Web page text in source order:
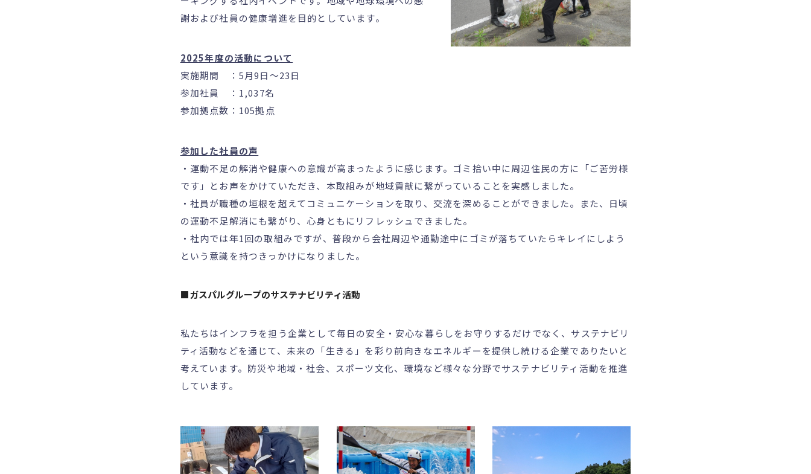
謝および社員の健康増進を目的としています。
2025年度の活動について
実施期間 ：5月9日～23日
参加社員 ：1,037名
参加拠点数：105拠点
参加した社員の声
・運動不足の解消や健康への意識が高まったように感じます。ゴミ拾い中に周辺住民の方に「ご苦労様
です」とお声をかけていただき、本取組みが地域貢献に繋がっていることを実感しました。
・社員が職種の垣根を超えてコミュニケーションを取り、交流を深めることができました。また、日頃
の運動不足解消にも繋がり、心身ともにリフレッシュできました。
・社内では年1回の取組みですが、普段から会社周辺や通勤途中にゴミが落ちていたらキレイにしよう
という意識を持つきっかけになりました。
■ガスパルグループのサステナビリティ活動
私たちはインフラを担う企業として毎日の安全・安心な暮らしをお守りするだけでなく、サステナビリ
ティ活動などを通じて、未来の「生きる」を彩り前向きなエネルギーを提供し続ける企業でありたいと
考えています。防災や地域・社会、スポーツ文化、環境など様々な分野でサステナビリティ活動を推進
しています。